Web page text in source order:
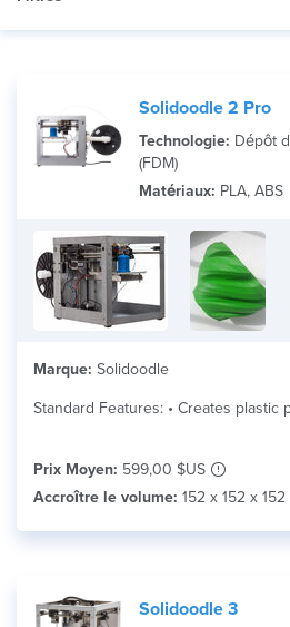
Marque
Solidoodle 2 Pro
Technologie: Dépôt
(FDM)
Matériaux: PLA, ABS
Marque: Solidoodle
Standard Features: • Creates plastic
Prix Moyen: 599,00 $US
Accroître le volume: 152 x 152 x
Solidoodle 3